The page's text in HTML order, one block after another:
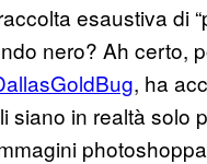
esaustiva di
nero? Ah certo,
, ha
siano in realtà solo